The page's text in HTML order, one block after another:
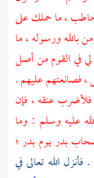
، ما حملك على
بالله ورسوله ، ما
في القوم من أصل
، فصانعتهم عليهم .
عنقه ، فإن
عليه وسلم : وما
بدريوم بدر؛
. فأنزل الله تعالى في